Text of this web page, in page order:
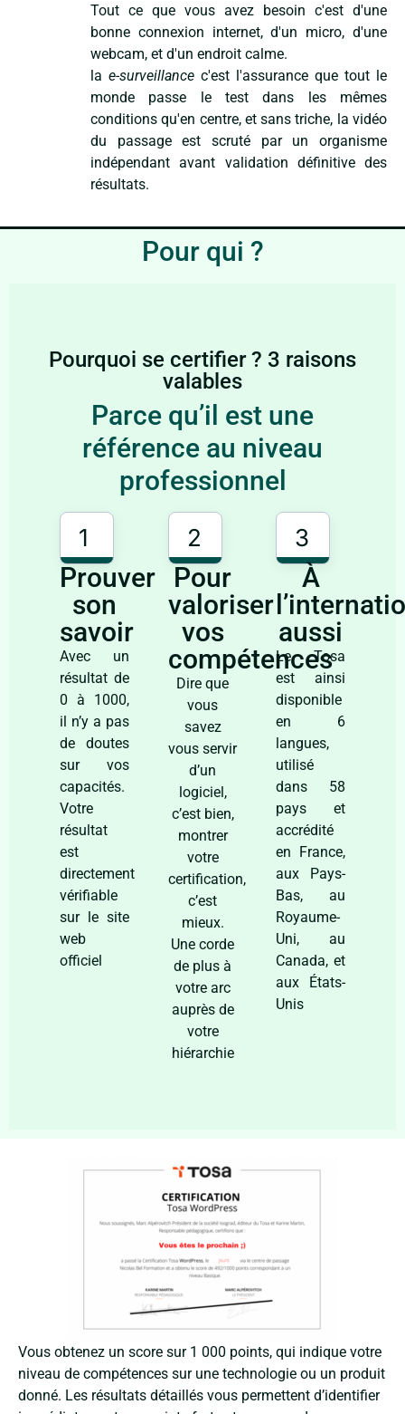
Tout ce que vous avez besoin c'est d'une
bonne connexion internet, d'un micro, d'une
webcam, et d'un endroit calme.
la e-surveillance c'est l'assurance que tout le
monde passe le test dans les mêmes
conditions qu'en centre, et sans triche, la vidéo
du passage est scruté par un organisme
indépendant avant validation définitive des
résultats.
Pour qui ?
Pourquoi se certifier ? 3 raisons
valables
Parce qu’il est une
référence au niveau
professionnel
1
Prouver
son
savoir​
Avec un
résultat de
0 à 1000,
il n’y a pas
de doutes
sur vos
capacités.
Votre
résultat
est
directement
vérifiable
sur le site
web
officiel
2
Pour
valoriser
vos
compétences
Dire que
vous
savez
vous servir
d’un
logiciel,
c’est bien,
montrer
votre
certification,
c’est
mieux.
Une corde
de plus à
votre arc
auprès de
votre
hiérarchie
3
À
aussi
Le Tosa
est ainsi
disponible
en 6
langues,
utilisé
dans 58
pays et
accrédité
en France,
aux Pays-
Bas, au
Royaume-
Uni, au
Canada, et
aux États-
Unis
Vous obtenez un score sur 1 000 points, qui indique votre
niveau de compétences sur une technologie ou un produit
donné. Les résultats détaillés vous permettent d’identifier